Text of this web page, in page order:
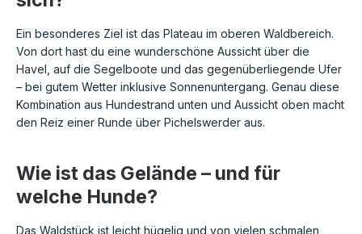
Ein besonderes Ziel ist das Plateau im oberen Waldbereich.
Von dort hast du eine wunderschöne Aussicht über die
Havel, auf die Segelboote und das gegenüberliegende Ufer
– bei gutem Wetter inklusive Sonnenuntergang. Genau diese
Kombination aus Hundestrand unten und Aussicht oben macht
den Reiz einer Runde über Pichelswerder aus.
Wie ist das Gelände – und für
welche Hunde?
Das Waldstück ist leicht hügelig und von vielen schmalen